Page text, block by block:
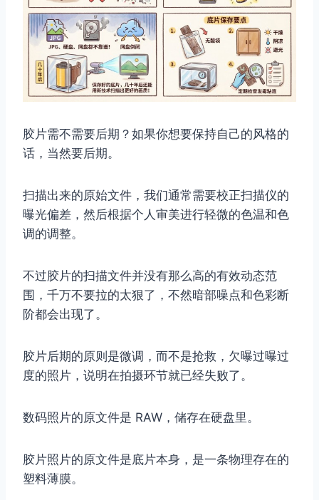
胶片需不需要后期？如果你想要保持自己的风格的
话，当然要后期。
扫描出来的原始文件，我们通常需要校正扫描仪的
曝光偏差，然后根据个人审美进行轻微的色温和色
调的调整。
不过胶片的扫描文件并没有那么高的有效动态范
围，千万不要拉的太狠了，不然暗部噪点和色彩断
阶都会出现了。
胶片后期的原则是微调，而不是抢救，欠曝过曝过
度的照片，说明在拍摄环节就已经失败了。
数码照片的原文件是 RAW，储存在硬盘里。
胶片照片的原文件是底片本身，是一条物理存在的
塑料薄膜。